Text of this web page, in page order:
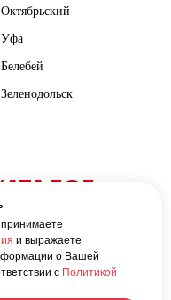
и выражаете
о Вашей
с Политикой
Октябрьский
Уфа